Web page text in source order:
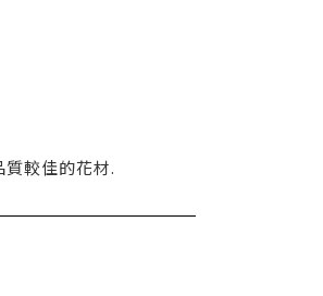
較佳的花材.